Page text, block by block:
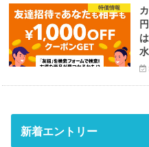
特価情報
新着エントリー